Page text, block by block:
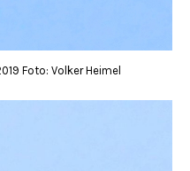
Foto: Volker Heimel